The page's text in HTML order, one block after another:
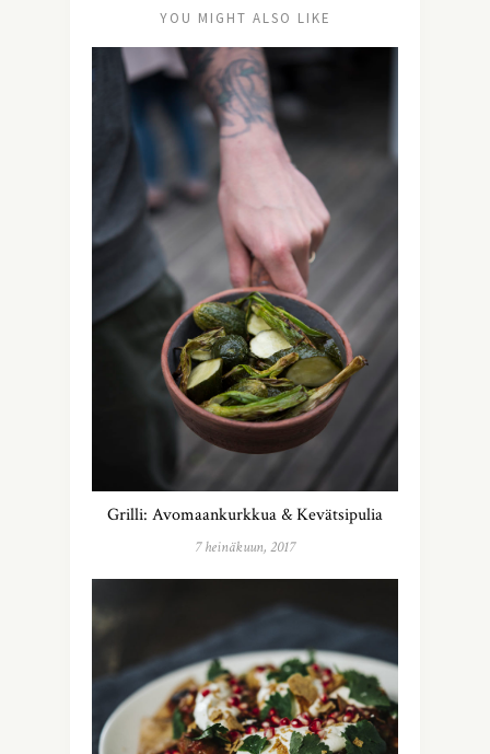
YOU MIGHT ALSO LIKE
Grilli: Avomaankurkkua & Kevätsipulia
7 heinäkuun, 2017